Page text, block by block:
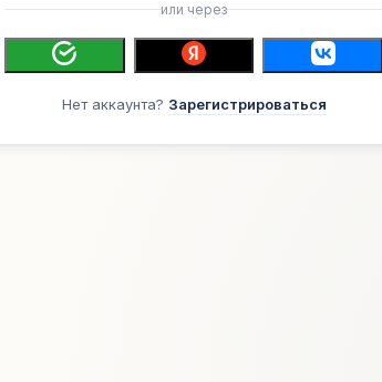
или через
Нет аккаунта? Зарегистрироваться